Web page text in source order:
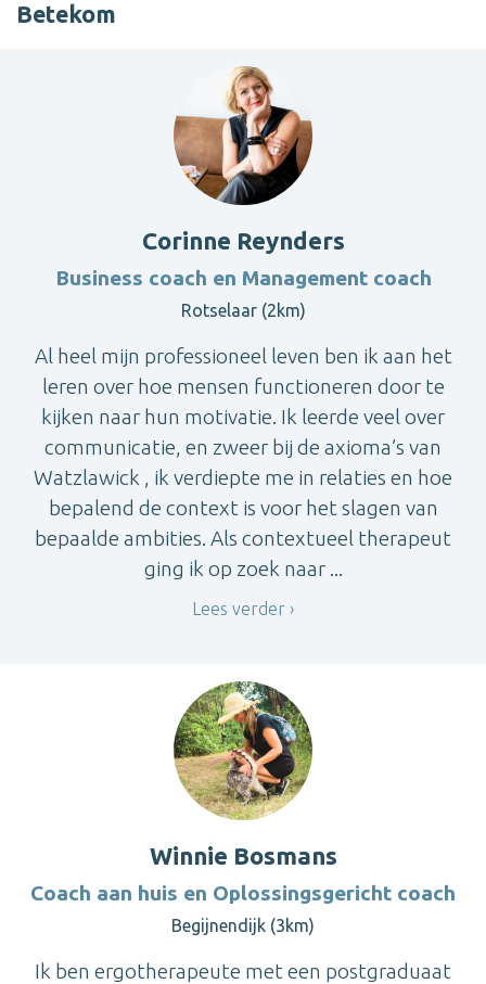
Betekom
Corinne Reynders
Business coach en Management coach
Rotselaar (2km)
Al heel mijn professioneel leven ben ik aan het
leren over hoe mensen functioneren door te
kijken naar hun motivatie. Ik leerde veel over
communicatie, en zweer bij de axioma’s van
Watzlawick , ik verdiepte me in relaties en hoe
bepalend de context is voor het slagen van
bepaalde ambities. Als contextueel therapeut
ging ik op zoek naar ...
Lees verder
Winnie Bosmans
Coach aan huis en Oplossingsgericht coach
Begijnendijk (3km)
Ik ben ergotherapeute met een postgraduaat